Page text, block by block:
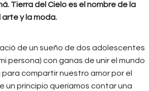
Tierra del Cielo es el nombre de la
y la moda.
de un sueño de dos adolescentes
persona) con ganas de unir el mundo
compartir nuestro amor por el
un principio queríamos contar una